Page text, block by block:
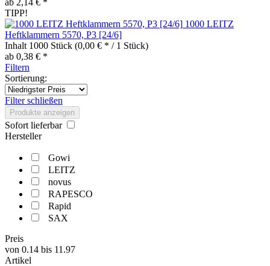
ab 2,14 € *
TIPP!
1000 LEITZ
Heftklammern 5570, P3 [24/6]
Inhalt 1000 Stück (0,00 € * / 1 Stück)
ab 0,38 € *
Filtern
Sortierung:
Filter schließen
Produkte anzeigen
Sofort lieferbar
Hersteller
Gowi
LEITZ
novus
RAPESCO
Rapid
SAX
Preis
von 0.14 bis 11.97
Artikel